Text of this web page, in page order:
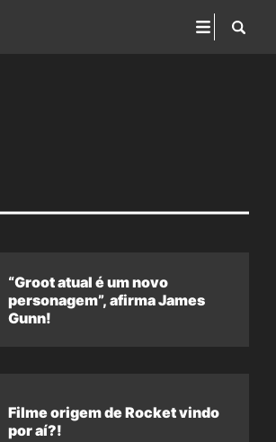
“Groot atual é um novo
personagem”, afirma James
Gunn!
Filme origem de Rocket vindo
por aí?!